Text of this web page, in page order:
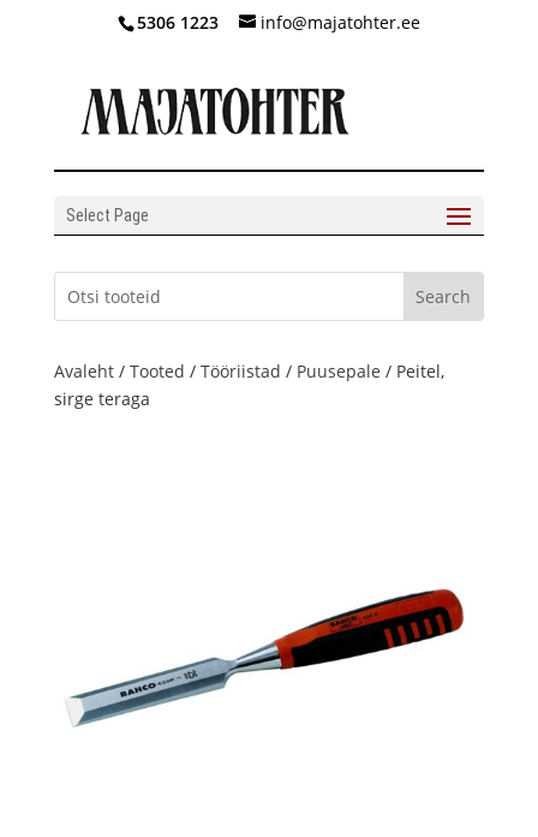
5306 1223 info@majatohter.ee
Select Page
Avaleht/ Tooted / Tööriistad / Puusepale / Peitel,
sirge teraga